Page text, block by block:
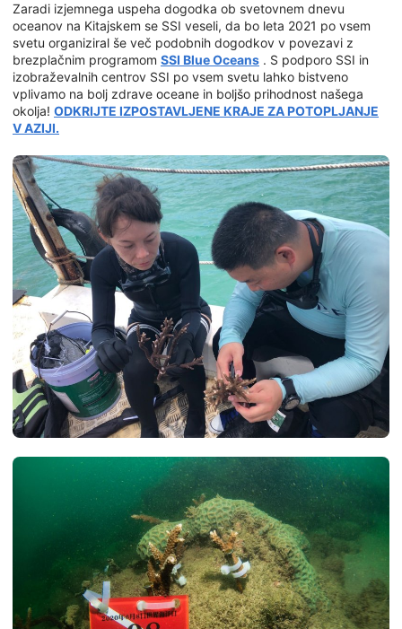
Zaradi izjemnega uspeha dogodka ob svetovnem dnevu
oceanov na Kitajskem se SSI veseli, da bo leta 2021 po vsem
svetu organiziral še več podobnih dogodkov v povezavi z
brezplačnim programom SSI Blue Oceans . S podporo SSI in
izobraževalnih centrov SSI po vsem svetu lahko bistveno
vplivamo na bolj zdrave oceane in boljšo prihodnost našega
okolja! ODKRIJTE IZPOSTAVLJENE KRAJE ZA POTOPLJANJE
V AZIJI.